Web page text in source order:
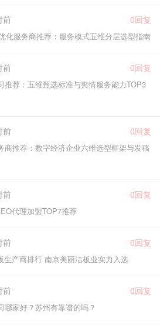
前 0回复
化服务商推荐：服务模式五维分层选型指南
前 0回复
推荐：五维甄选标准与舆情服务能力TOP3
前 0回复
商推荐：数字经济企业六维选型框架与发稿
前 0回复
代理加盟TOP7推荐
前 0回复
生产商排行 南京美丽洁板业实力入选
前 0回复
哪家好？苏州有靠谱的吗？